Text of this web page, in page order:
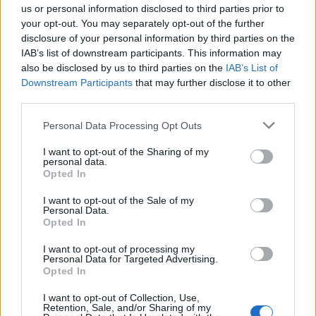
us or personal information disclosed to third parties prior to
your opt-out. You may separately opt-out of the further
disclosure of your personal information by third parties on the
IAB’s list of downstream participants. This information may
also be disclosed by us to third parties on the IAB’s List of
Downstream Participants that may further disclose it to other
Personal Data Processing Opt Outs
I want to opt-out of the Sharing of my
personal data.
Opted In
I want to opt-out of the Sale of my
Personal Data.
Opted In
I want to opt-out of processing my
Personal Data for Targeted Advertising.
Opted In
I want to opt-out of Collection, Use,
Retention, Sale, and/or Sharing of my
los obstáculos. Su legado sigue creciendo, y su
historia continuará inspirando a muchos por años.
+ Nicky Jam
Letra Te Boté (Remix) (ft. Bad Bunny, Casper
Mágico, Darell, Nio García, Ozuna)
Letra Mil Lágrimas
Letra Desperté Sin Ti Remix (ft. Yandel, Noriel)
Letra Te Busco (ft. Cosculluela)